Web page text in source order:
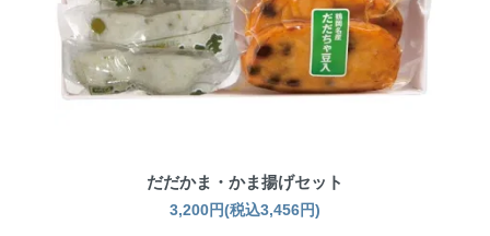
だだかま・かま揚げセット
3,200円(税込3,456円)